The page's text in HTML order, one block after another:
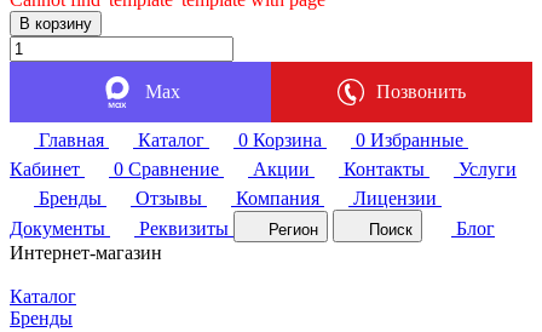
В корзину
Max Позвонить
Главная Каталог 0 Корзина 0 Избранные
Кабинет
0 Сравнение Акции Контакты
Услуги
Бренды
Отзывы Компания
Лицензии
Документы
Реквизиты Регион Поиск
Блог
Интернет-магазин
Каталог
Бренды